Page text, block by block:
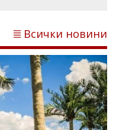
Всички новини